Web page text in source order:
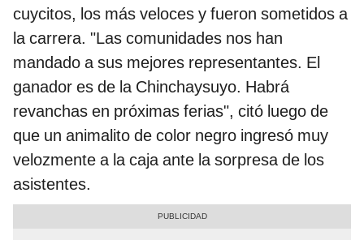
cuycitos, los más veloces y fueron sometidos a
la carrera. "Las comunidades nos han
mandado a sus mejores representantes. El
ganador es de la Chinchaysuyo. Habrá
revanchas en próximas ferias", citó luego de
que un animalito de color negro ingresó muy
velozmente a la caja ante la sorpresa de los
asistentes.